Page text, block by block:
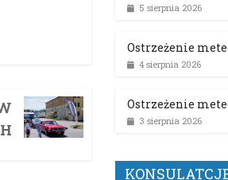
5 sierpnia 2026
Ostrzeżenie
4 sierpnia 2026
Ostrzeżenie
3 sierpnia 2026